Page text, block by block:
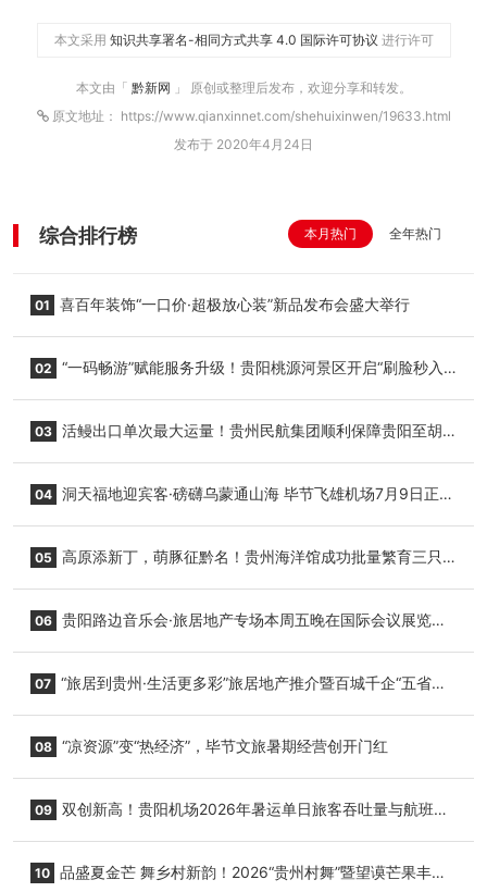
本文采用 知识共享署名-相同方式共享 4.0 国际许可协议 进行许可
本文由「 黔新网 」 原创或整理后发布，欢迎分享和转发。
原文地址： https://www.qianxinnet.com/shehuixinwen/19633.html
发布于 2020年4月24日
综合排行榜 本月热门 全年热门
01 喜百年装饰“一口价·超极放心装”新品发布会盛大举行
02 “一码畅游”赋能服务升级！贵阳桃源河景区开启“刷脸秒入
03 活鳗出口单次最大运量！贵州民航集团顺利保障贵阳至胡
04 洞天福地迎宾客·磅礴乌蒙通山海 毕节飞雄机场7月9日正式
05 高原添新丁，萌豚征黔名！贵州海洋馆成功批量繁育三只
06 贵阳路边音乐会·旅居地产专场本周五晚在国际会议展览中
07 “旅居到贵州·生活更多彩”旅居地产推介暨百城千企“五省
08 “凉资源”变“热经济”，毕节文旅暑期经营创开门红
09 双创新高！贵阳机场2026年暑运单日旅客吞吐量与航班起
10 品盛夏金芒 舞乡村新韵！2026“贵州村舞”暨望谟芒果丰收